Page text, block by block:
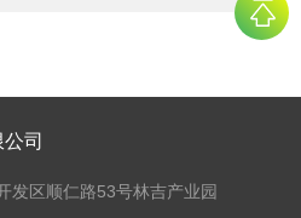
司
发区顺仁路53号林吉产业园